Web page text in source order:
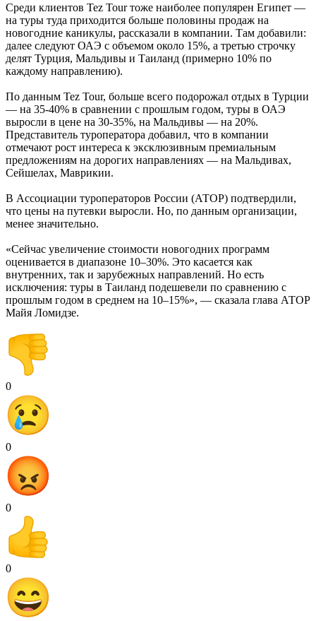
Среди клиентов Tez Tour тоже наиболее популярен Египет —
на туры туда приходится больше половины продаж на
новогодние каникулы, рассказали в компании. Там добавили:
далее следуют ОАЭ с объемом около 15%, а третью строчку
делят Турция, Мальдивы и Таиланд (примерно 10% по
каждому направлению).
По данным Tez Tour, больше всего подорожал отдых в Турции
­— на 35-40% в сравнении с прошлым годом, туры в ОАЭ
выросли в цене на 30-35%, на Мальдивы — на 20%.
Представитель туроператора добавил, что в компании
отмечают рост интереса к эксклюзивным премиальным
предложениям на дорогих направлениях — на Мальдивах,
Сейшелах, Маврикии.
В Ассоциации туроператоров России (АТОР) подтвердили,
что цены на путевки выросли. Но, по данным организации,
менее значительно.
«Сейчас увеличение стоимости новогодних программ
оценивается в диапазоне 10–30%. Это касается как
внутренних, так и зарубежных направлений. Но есть
исключения: туры в Таиланд подешевели по сравнению с
прошлым годом в среднем на 10–15%», — сказала глава АТОР
Майя Ломидзе.
0
0
0
0